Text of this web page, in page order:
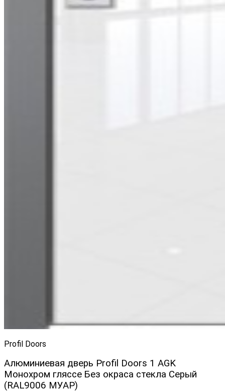
Profil Doors
Алюминиевая дверь Profil Doors 1 AGK
Монохром гляссе Без окраса стекла Серый
(RAL9006 МУАР)